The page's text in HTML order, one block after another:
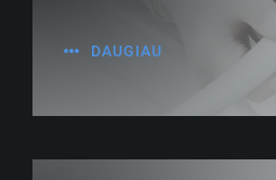
DAUGIAU